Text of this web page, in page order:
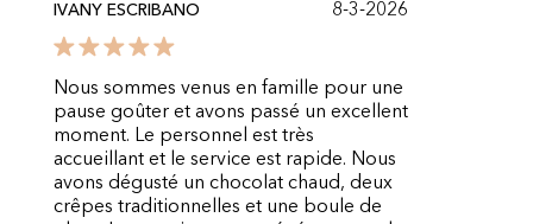
IVANY ESCRIBANO 8-3-2026
Nous sommes venus en famille pour une
pause goûter et avons passé un excellent
moment. Le personnel est très
accueillant et le service est rapide. Nous
avons dégusté un chocolat chaud, deux
crêpes traditionnelles et une boule de